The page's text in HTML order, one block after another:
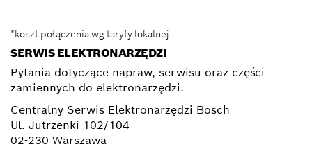
*koszt połączenia wg taryfy lokalnej
SERWIS ELEKTRONARZĘDZI
Pytania dotyczące napraw, serwisu oraz części
zamiennych do elektronarzędzi.
Centralny Serwis Elektronarzędzi Bosch
Ul. Jutrzenki 102/104
02-230 Warszawa